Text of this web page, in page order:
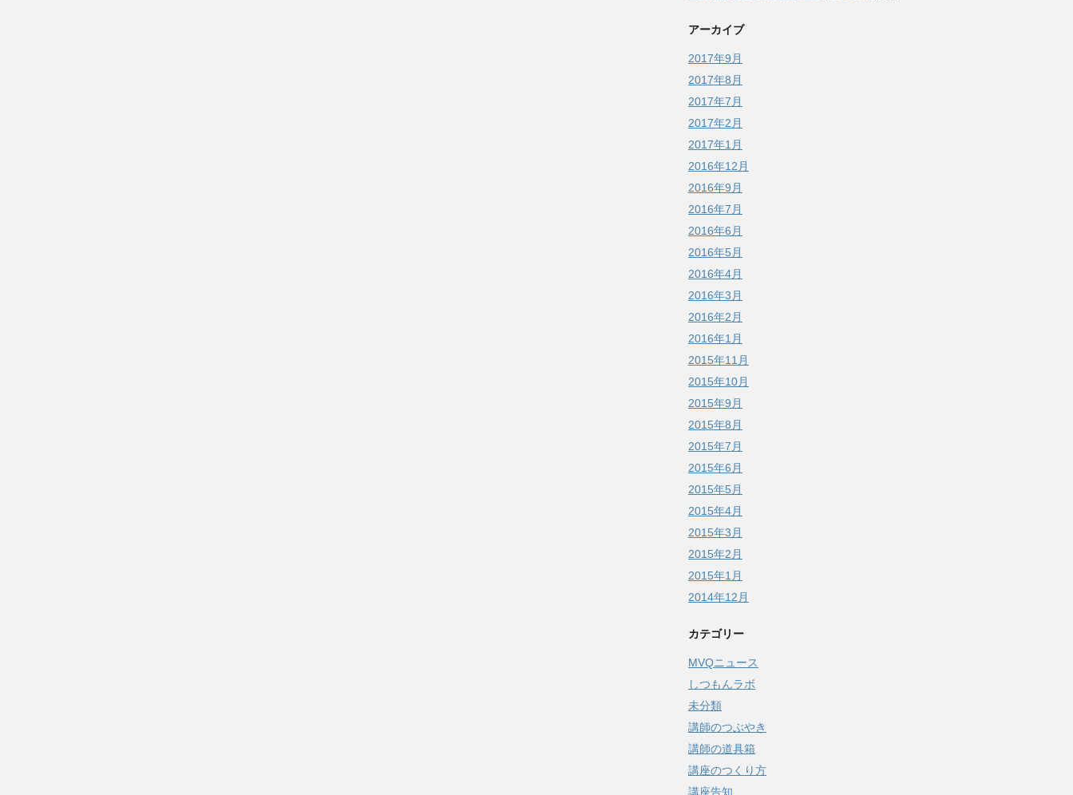
アーカイブ
2017年9月
2017年8月
2017年7月
2017年2月
2017年1月
2016年12月
2016年9月
2016年7月
2016年6月
2016年5月
2016年4月
2016年3月
2016年2月
2016年1月
2015年11月
2015年10月
2015年9月
2015年8月
2015年7月
2015年6月
2015年5月
2015年4月
2015年3月
2015年2月
2015年1月
2014年12月
カテゴリー
MVQニュース
しつもんラボ
未分類
講師のつぶやき
講師の道具箱
講座のつくり方
講座告知